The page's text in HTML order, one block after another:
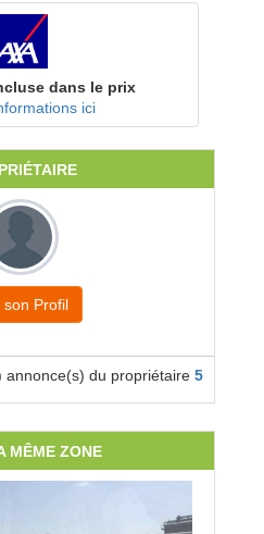
dans le prix
ici
son Profil
annonce(s) du propriétaire 5
MÊME ZONE